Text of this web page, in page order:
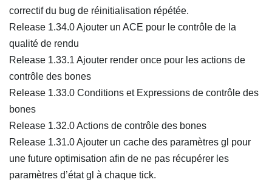
correctif du bug de réinitialisation répétée.
Release 1.34.0 Ajouter un ACE pour le contrôle de la
qualité de rendu
Release 1.33.1 Ajouter render once pour les actions de
contrôle des bones
Release 1.33.0 Conditions et Expressions de contrôle des
bones
Release 1.32.0 Actions de contrôle des bones
Release 1.31.0 Ajouter un cache des paramètres gl pour
une future optimisation afin de ne pas récupérer les
paramètres d’état gl à chaque tick.